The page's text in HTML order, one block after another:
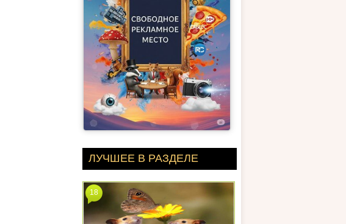
ЛУЧШЕЕ В РАЗДЕЛЕ
18